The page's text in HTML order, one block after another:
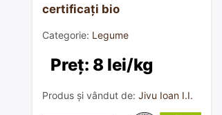
certificați bio
Categorie: Legume
Preț: 8 lei/kg
Produs și vândut de: Jivu Ioan I.I.